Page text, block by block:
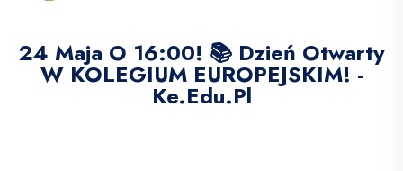
24 Maja O 16:00! 📚 Dzień Otwarty
W KOLEGIUM EUROPEJSKIM! -
Ke.edu.pl